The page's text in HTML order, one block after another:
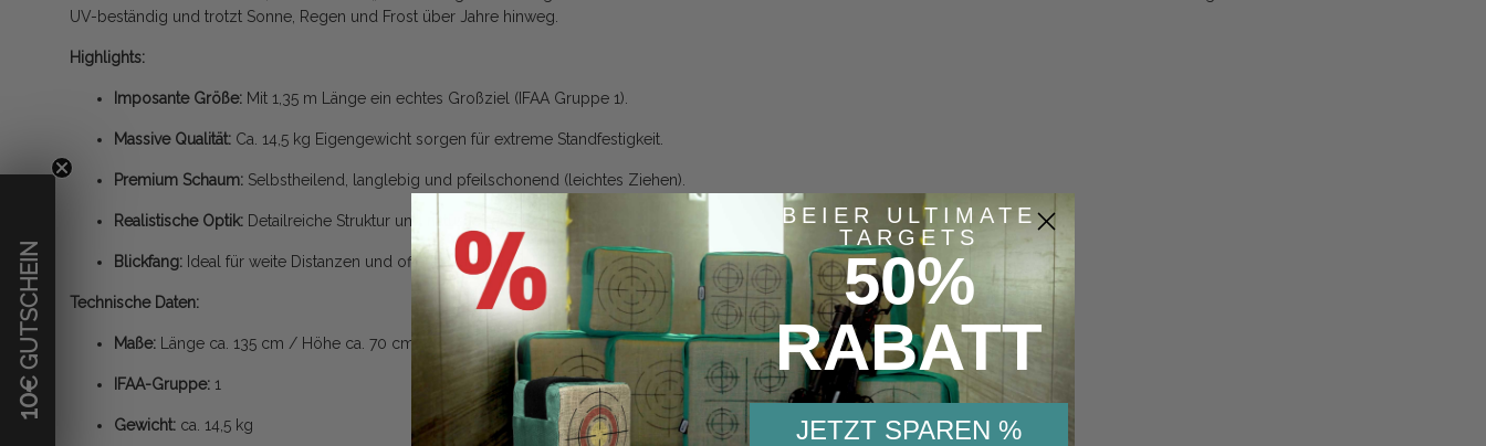
UV-beständig und trotzt Sonne, Regen und Frost über Jahre hinweg.
Highlights:
Imposante Größe: Mit 1,35 m Länge ein echtes Großziel (IFAA Gruppe 1).
Massive Qualität: Ca. 14,5 kg Eigengewicht sorgen für extreme Standfestigkeit.
Premium Schaum: Selbstheilend, langlebig und pfeilschonend (leichtes Ziehen).
Realistische Optik: Detailreiche Struktur und naturgetreue Bemalung.
Blickfang: Ideal für weite Distanzen und offene Flächen.
Technische Daten:
Maße: Länge ca. 135 cm / Höhe ca. 70 cm
IFAA-Gruppe: 1
Gewicht: ca. 14,5 kg
10
€ GUTSCHEIN
BEIER ULTIMATE
TARGETS
50%
RABATT
JETZT SPAREN %